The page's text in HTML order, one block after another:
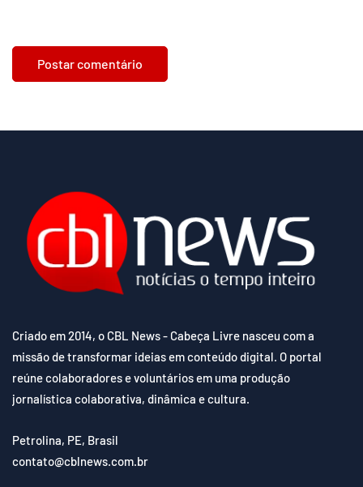
Criado em 2014, o CBL News - Cabeça Livre nasceu com a
missão de transformar ideias em conteúdo digital. O portal
reúne colaboradores e voluntários em uma produção
jornalística colaborativa, dinâmica e cultura.
Petrolina, PE, Brasil
contato@cblnews.com.br